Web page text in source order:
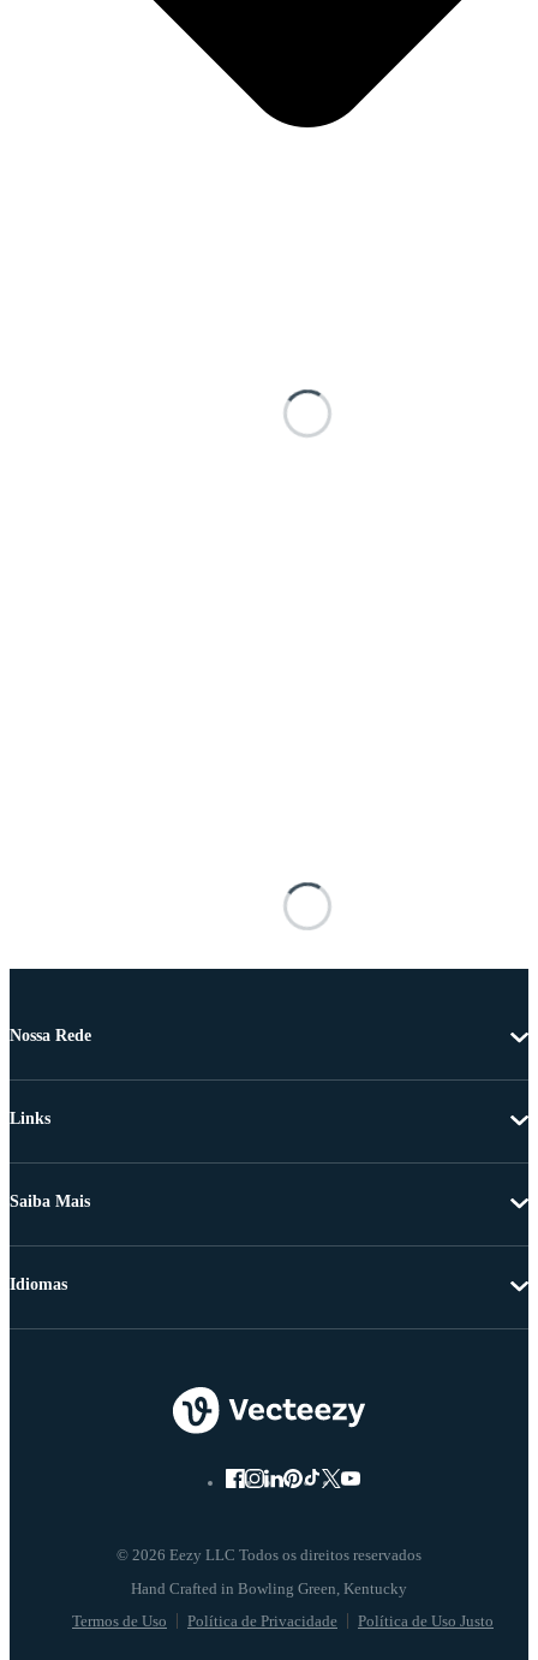
Nossa Rede
Links
Saiba Mais
© 2026 Eezy LLC Todos os direitos reservados
Termos de Uso Política de Privacidade Política de Uso Justo
Idiomas